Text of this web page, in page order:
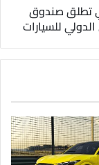
تطلق صندوق
للسيارات